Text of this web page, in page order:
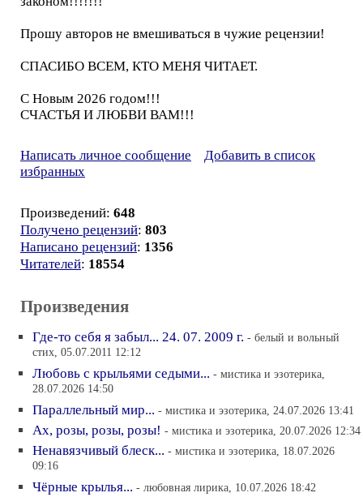
Прошу авторов не вмешиваться в чужие рецензии!
СПАСИБО ВСЕМ, КТО МЕНЯ ЧИТАЕТ.
С Новым 2026 годом!!!
СЧАСТЬЯ И ЛЮБВИ ВАМ!!!
Написать личное сообщение
Добавить в список
избранных
Произведений: 648
Получено рецензий: 803
Написано рецензий: 1356
Читателей: 18554
Произведения
Где-то себя я забыл... 24. 07. 2009 г. - белый и вольный
стих, 05.07.2011 12:12
Любовь с крыльями седыми... - мистика и эзотерика,
28.07.2026 14:50
Параллельный мир... - мистика и эзотерика, 24.07.2026 13:41
Ах, розы, розы, розы! - мистика и эзотерика, 20.07.2026 12:34
Ненавязчивый блеск... - мистика и эзотерика, 18.07.2026
09:16
Чёрные крылья... - любовная лирика, 10.07.2026 18:42